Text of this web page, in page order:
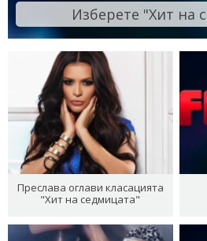
Изберете "Хит на
Преслава оглави класацията
"Хит на седмицата"